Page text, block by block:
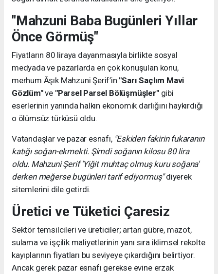
"Mahzuni Baba Bugünleri Yıllar
Önce Görmüş"
Fiyatların 80 liraya dayanmasıyla birlikte sosyal
medyada ve pazarlarda en çok konuşulan konu,
merhum Âşık Mahzuni Şerif’in "Sarı Saçlım Mavi
Gözlüm"ve "Parsel Parsel Bölüşmüşler"gibi
eserlerinin yanında halkın ekonomik darlığını haykırdığı
o ölümsüz türküsü oldu.
Vatandaşlar ve pazar esnafı, "Eskiden fakirin fukaranın
katığı soğan-ekmekti. Şimdi soğanın kilosu 80 lira
oldu. Mahzuni Şerif 'Yiğit muhtaç olmuş kuru soğana'
derken meğerse bugünleri tarif ediyormuş"diyerek
sitemlerini dile getirdi.
Üretici ve Tüketici Çaresiz
Sektör temsilcileri ve üreticiler; artan gübre, mazot,
sulama ve işçilik maliyetlerinin yanı sıra iklimsel rekolte
kayıplarının fiyatları bu seviyeye çıkardığını belirtiyor.
Ancak gerek pazar esnafı gerekse evine erzak